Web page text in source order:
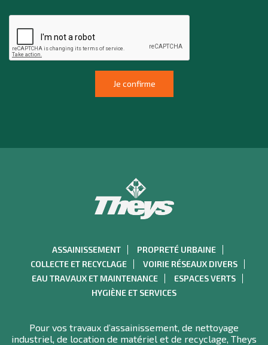
ASSAINISSEMENT
PROPRETÉ URBAINE
COLLECTE ET RECYCLAGE
VOIRIE RÉSEAUX DIVERS
EAU TRAVAUX ET MAINTENANCE
ESPACES VERTS
HYGIÈNE ET SERVICES
Pour vos travaux d’assainissement, de nettoyage
industriel, de location de matériel et de recyclage, Theys